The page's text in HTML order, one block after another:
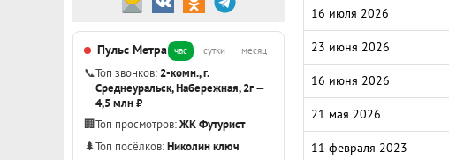
Пульс Метра час сутки месяц
📞Топ звонков: 2-комн., г.
Среднеуральск, Набережная, 2г —
4,5 млн ₽
🏢Топ просмотров:ЖК Футурист
🌲Топ посёлков:Николин ключ
16 июля 2026
23 июня 2026
16 июня 2026
21 мая 2026
11 февраля 2023